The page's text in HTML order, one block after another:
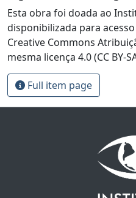
Esta obra foi doada ao
disponibilizada para
Creative Commons
mesma licença 4.0 (CC BY-
Full item page